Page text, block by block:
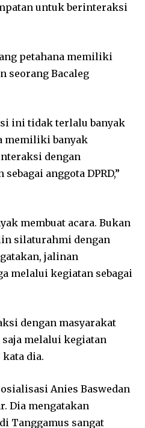
untuk berinteraksi
petahana memiliki
seorang Bacaleg
ini tidak terlalu banyak
memiliki banyak
dengan
anggota DPRD,”
membuat acara. Bukan
silaturahmi dengan
jalinan
melalui kegiatan sebagai
dengan masyarakat
melalui kegiatan
kata dia.
Anies Baswedan
Dia mengatakan
Tanggamus sangat